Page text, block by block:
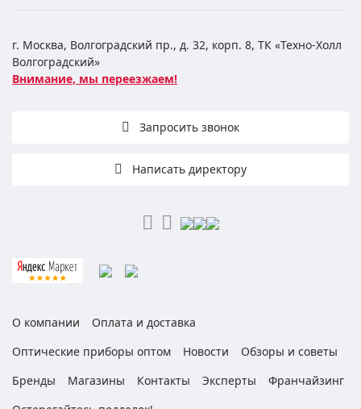
г. Москва, Волгоградский пр., д. 32, корп. 8, ТК «Техно-Холл
Волгоградский»
Внимание, мы переезжаем!
Запросить звонок
Написать директору
О компании
Оплата и доставка
Оптические приборы оптом
Новости
Обзоры и советы
Бренды
Магазины Контакты Эксперты
Франчайзинг